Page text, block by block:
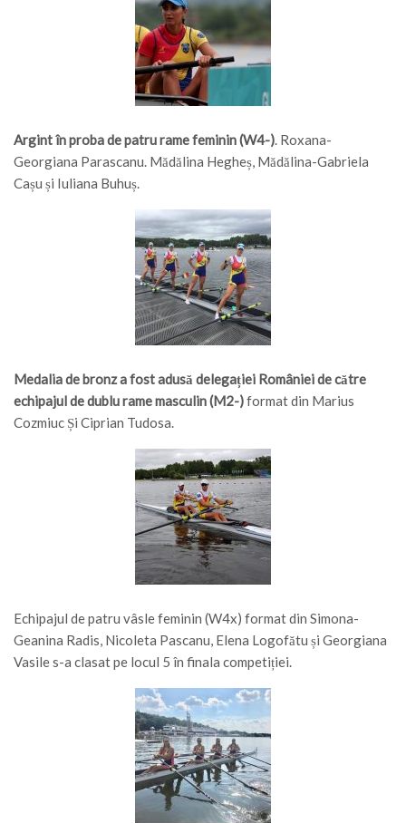
Argint în proba de patru rame feminin (W4-). Roxana-
Georgiana Parascanu. Mădălina Hegheș, Mădălina-Gabriela
Cașu și Iuliana Buhuș.
Medalia de bronz a fost adusă delegației României de către
echipajul de dublu rame masculin (M2-)format din Marius
Cozmiuc Și Ciprian Tudosa.
Echipajul de patru vâsle feminin (W4x) format din Simona-
Geanina Radis, Nicoleta Pascanu, Elena Logofătu și Georgiana
Vasile s-a clasat pe locul 5 în finala competiției.